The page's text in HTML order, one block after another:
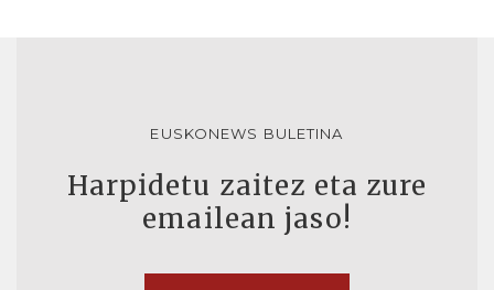
EUSKONEWS BULETINA
Harpidetu zaitez eta zure
emailean jaso!